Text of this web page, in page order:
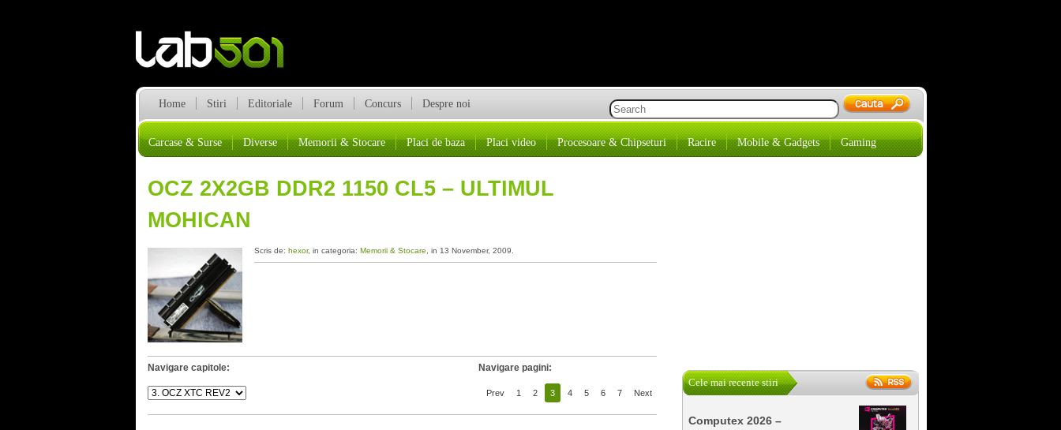
Home Stiri Editoriale Forum Concurs Despre noi
Carcase & Surse Diverse Memorii & Stocare Placi de baza Placi video Procesoare & Chipseturi Racire Mobile & Gadgets Gaming
OCZ 2X2GB DDR2 1150 CL5 – ULTIMUL
MOHICAN
Scris de: hexor, in categoria: Memorii & Stocare , in 13 November, 2009.
Navigare capitole: Navigare pagini:
Prev 1 2 3 4 5 6 7 Next
Cele mai recente stiri
Computex 2026 –